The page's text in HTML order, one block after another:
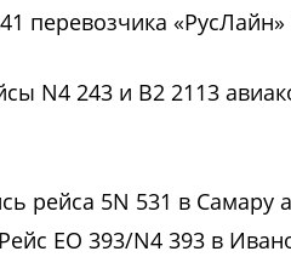
перевозчика
N4 243 и B2 2113
рейса 5N 531 в Самару
EO 393/N4 393 в